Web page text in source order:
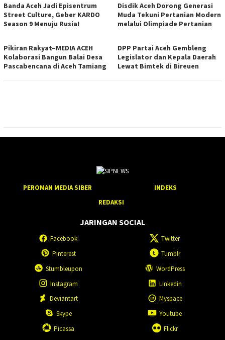
Banda Aceh Jadi Episentrum
Street Culture, Geber KARDO
Season 9 Menuju Rusia!
Disdik Aceh Dorong Generasi
Muda Tekuni Pertanian Modern
melalui Olimpiade Pertanian
Pikiran Rakyat–MEDIA ACEH
Kolaborasi Bangun Balai Desa
Pascabencana di Aceh Tamiang
DPP Partai Aceh Gembleng
Legislator dan Kepala Daerah
Lewat Bimtek di Bireuen
PEROMAN MEDIA SIBER
INDEKS
REDAKSI
JARINGAN SOCIAL
Facebook
Twitter
Pinterest
Tumblr
Stumbleupon
WordPress
Instagram
Linkedin
Deviantart
Myspace
Skype
Youtube
Picassa
Flickr